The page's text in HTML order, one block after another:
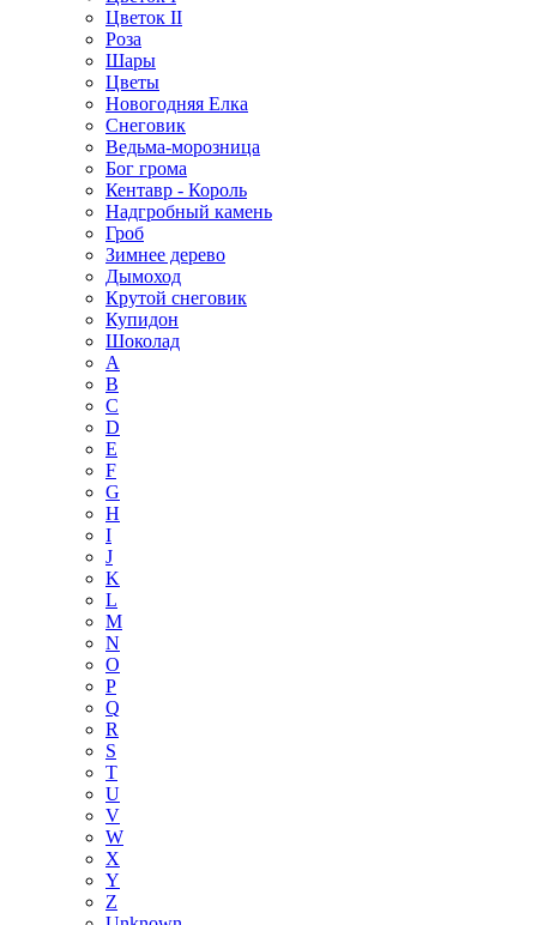
Цветок II
Роза
Шары
Цветы
Новогодняя Елка
Снеговик
Ведьма-морозница
Бог грома
Кентавр - Король
Надгробный камень
Гроб
Зимнее дерево
Дымоход
Крутой снеговик
Купидон
Шоколад
A
B
C
D
E
F
G
H
I
J
K
L
M
N
O
P
Q
R
S
T
U
V
W
X
Y
Z